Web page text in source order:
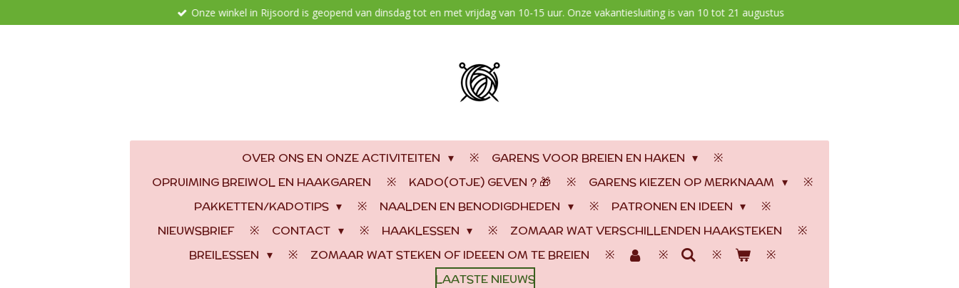
direct
Onze winkel in Rijsoord is geopend van dinsdag tot en met vrijdag van 10-15 uur. Onze vakantiesluiting is van 10 tot 21 augustus
OVER ONS EN ONZE ACTIVITEITEN
GARENS VOOR BREIEN EN HAKEN
OPRUIMING BREIWOL EN HAAKGAREN
KADO(OTJE) GEVEN ? 🎁
GARENS KIEZEN OP MERKNAAM
PAKKETTEN/KADOTIPS
NAALDEN EN BENODIGDHEDEN
PATRONEN EN IDEEN
NIEUWSBRIEF
CONTACT HAAKLESSEN
ZOMAAR WAT VERSCHILLENDEN HAAKSTEKEN
BREILESSEN
ZOMAAR WAT STEKEN OF IDEEEN OM TE BREIEN
LAATSTE NIEUWS